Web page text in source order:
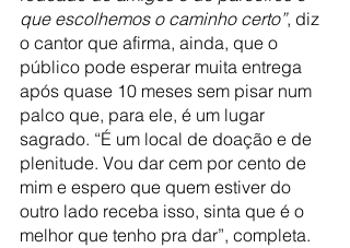
que escolhemos o caminho certo”, diz
o cantor que afirma, ainda, que o
público pode esperar muita entrega
após quase 10 meses sem pisar num
palco que, para ele, é um lugar
sagrado. “É um local de doação e de
plenitude. Vou dar cem por cento de
mim e espero que quem estiver do
outro lado receba isso, sinta que é o
melhor que tenho pra dar”, completa.